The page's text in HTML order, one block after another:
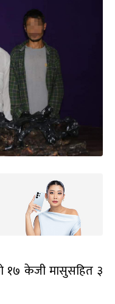
१७ केजी मासुसहित ३